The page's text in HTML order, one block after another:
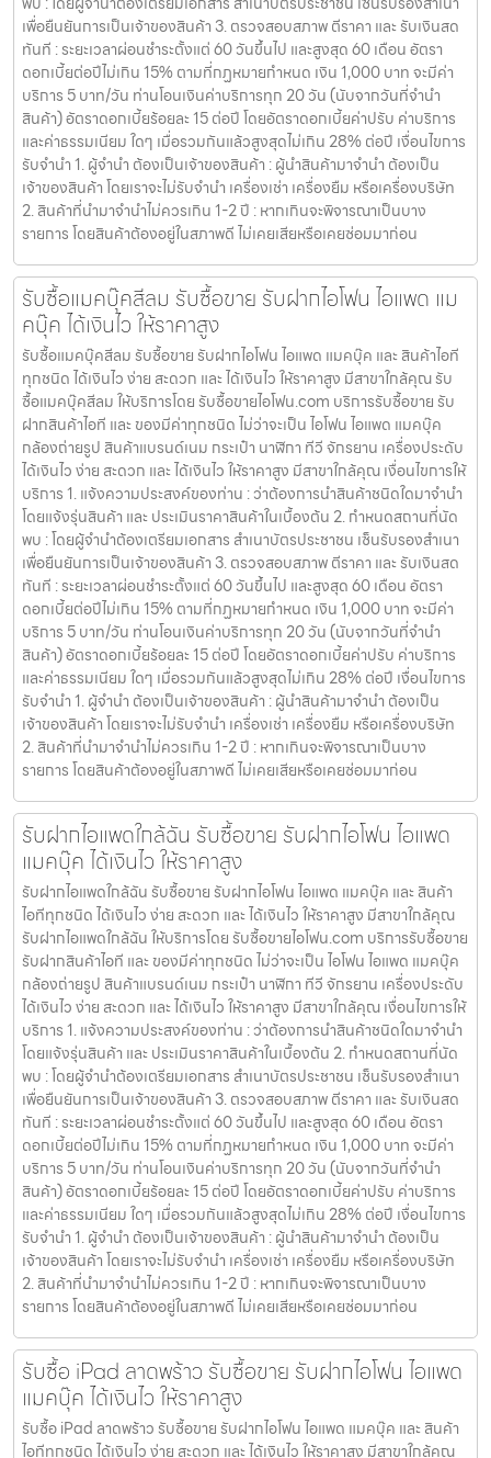
เพื่อยืนยันการเป็นเจ้าของสินค้า 3. ตรวจสอบสภาพ ตีราคา และ รับเงินสด
ทันที : ระยะเวลาผ่อนชำระตั้งแต่ 60 วันขึ้นไป และสูงสุด 60 เดือน อัตรา
ดอกเบี้ยต่อปีไม่เกิน 15% ตามที่กฏหมายกำหนด เงิน 1,000 บาท จะมีค่า
บริการ 5 บาท/วัน ท่านโอนเงินค่าบริการทุก 20 วัน (นับจากวันที่จำนำ
สินค้า) อัตราดอกเบี้ยร้อยละ 15 ต่อปี โดยอัตราดอกเบี้ยค่าปรับ ค่าบริการ
และค่าธรรมเนียม ใดๆ เมื่อรวมกันแล้วสูงสุดไม่เกิน 28% ต่อปี เงื่อนไขการ
รับจำนำ 1. ผู้จำนำ ต้องเป็นเจ้าของสินค้า : ผู้นำสินค้ามาจำนำ ต้องเป็น
เจ้าของสินค้า โดยเราจะไม่รับจำนำ เครื่องเช่า เครื่องยืม หรือเครื่องบริษัท
2. สินค้าที่นำมาจำนำไม่ควรเกิน 1-2 ปี : หากเกินจะพิจารณาเป็นบาง
รายการ โดยสินค้าต้องอยู่ในสภาพดี ไม่เคยเสียหรือเคยซ่อมมาก่อน
รับซื้อแมคบุ๊คสีลม รับซื้อขาย รับฝากไอโฟน ไอแพด แม
คบุ๊ค ได้เงินไว ให้ราคาสูง
รับซื้อแมคบุ๊คสีลม รับซื้อขาย รับฝากไอโฟน ไอแพด แมคบุ๊ค และ สินค้าไอที
ทุกชนิด ได้เงินไว ง่าย สะดวก และ ได้เงินไว ให้ราคาสูง มีสาขาใกล้คุณ รับ
ซื้อแมคบุ๊คสีลม ให้บริการโดย รับซื้อขายไอโฟน.com บริการรับซื้อขาย รับ
ฝากสินค้าไอที และ ของมีค่าทุกชนิด ไม่ว่าจะเป็น ไอโฟน ไอแพด แมคบุ๊ค
กล้องถ่ายรูป สินค้าแบรนด์เนม กระเป๋า นาฬิกา ทีวี จักรยาน เครื่องประดับ
ได้เงินไว ง่าย สะดวก และ ได้เงินไว ให้ราคาสูง มีสาขาใกล้คุณ เงื่อนไขการให้
บริการ 1. แจ้งความประสงค์ของท่าน : ว่าต้องการนำสินค้าชนิดใดมาจำนำ
โดยแจ้งรุ่นสินค้า และ ประเมินราคาสินค้าในเบื้องต้น 2. กำหนดสถานที่นัด
พบ : โดยผู้จำนำต้องเตรียมเอกสาร สำเนาบัตรประชาชน เซ็นรับรองสำเนา
เพื่อยืนยันการเป็นเจ้าของสินค้า 3. ตรวจสอบสภาพ ตีราคา และ รับเงินสด
ทันที : ระยะเวลาผ่อนชำระตั้งแต่ 60 วันขึ้นไป และสูงสุด 60 เดือน อัตรา
ดอกเบี้ยต่อปีไม่เกิน 15% ตามที่กฏหมายกำหนด เงิน 1,000 บาท จะมีค่า
บริการ 5 บาท/วัน ท่านโอนเงินค่าบริการทุก 20 วัน (นับจากวันที่จำนำ
สินค้า) อัตราดอกเบี้ยร้อยละ 15 ต่อปี โดยอัตราดอกเบี้ยค่าปรับ ค่าบริการ
และค่าธรรมเนียม ใดๆ เมื่อรวมกันแล้วสูงสุดไม่เกิน 28% ต่อปี เงื่อนไขการ
รับจำนำ 1. ผู้จำนำ ต้องเป็นเจ้าของสินค้า : ผู้นำสินค้ามาจำนำ ต้องเป็น
เจ้าของสินค้า โดยเราจะไม่รับจำนำ เครื่องเช่า เครื่องยืม หรือเครื่องบริษัท
2. สินค้าที่นำมาจำนำไม่ควรเกิน 1-2 ปี : หากเกินจะพิจารณาเป็นบาง
รายการ โดยสินค้าต้องอยู่ในสภาพดี ไม่เคยเสียหรือเคยซ่อมมาก่อน
รับฝากไอแพดใกล้ฉัน รับซื้อขาย รับฝากไอโฟน ไอแพด
แมคบุ๊ค ได้เงินไว ให้ราคาสูง
รับฝากไอแพดใกล้ฉัน รับซื้อขาย รับฝากไอโฟน ไอแพด แมคบุ๊ค และ สินค้า
ไอทีทุกชนิด ได้เงินไว ง่าย สะดวก และ ได้เงินไว ให้ราคาสูง มีสาขาใกล้คุณ
รับฝากไอแพดใกล้ฉัน ให้บริการโดย รับซื้อขายไอโฟน.com บริการรับซื้อขาย
รับฝากสินค้าไอที และ ของมีค่าทุกชนิด ไม่ว่าจะเป็น ไอโฟน ไอแพด แมคบุ๊ค
กล้องถ่ายรูป สินค้าแบรนด์เนม กระเป๋า นาฬิกา ทีวี จักรยาน เครื่องประดับ
ได้เงินไว ง่าย สะดวก และ ได้เงินไว ให้ราคาสูง มีสาขาใกล้คุณ เงื่อนไขการให้
บริการ 1. แจ้งความประสงค์ของท่าน : ว่าต้องการนำสินค้าชนิดใดมาจำนำ
โดยแจ้งรุ่นสินค้า และ ประเมินราคาสินค้าในเบื้องต้น 2. กำหนดสถานที่นัด
พบ : โดยผู้จำนำต้องเตรียมเอกสาร สำเนาบัตรประชาชน เซ็นรับรองสำเนา
เพื่อยืนยันการเป็นเจ้าของสินค้า 3. ตรวจสอบสภาพ ตีราคา และ รับเงินสด
ทันที : ระยะเวลาผ่อนชำระตั้งแต่ 60 วันขึ้นไป และสูงสุด 60 เดือน อัตรา
ดอกเบี้ยต่อปีไม่เกิน 15% ตามที่กฏหมายกำหนด เงิน 1,000 บาท จะมีค่า
บริการ 5 บาท/วัน ท่านโอนเงินค่าบริการทุก 20 วัน (นับจากวันที่จำนำ
สินค้า) อัตราดอกเบี้ยร้อยละ 15 ต่อปี โดยอัตราดอกเบี้ยค่าปรับ ค่าบริการ
และค่าธรรมเนียม ใดๆ เมื่อรวมกันแล้วสูงสุดไม่เกิน 28% ต่อปี เงื่อนไขการ
รับจำนำ 1. ผู้จำนำ ต้องเป็นเจ้าของสินค้า : ผู้นำสินค้ามาจำนำ ต้องเป็น
เจ้าของสินค้า โดยเราจะไม่รับจำนำ เครื่องเช่า เครื่องยืม หรือเครื่องบริษัท
2. สินค้าที่นำมาจำนำไม่ควรเกิน 1-2 ปี : หากเกินจะพิจารณาเป็นบาง
รายการ โดยสินค้าต้องอยู่ในสภาพดี ไม่เคยเสียหรือเคยซ่อมมาก่อน
รับซื้อ iPad ลาดพร้าว รับซื้อขาย รับฝากไอโฟน ไอแพด
แมคบุ๊ค ได้เงินไว ให้ราคาสูง
รับซื้อ iPad ลาดพร้าว รับซื้อขาย รับฝากไอโฟน ไอแพด แมคบุ๊ค และ สินค้า
ไอทีทุกชนิด ได้เงินไว ง่าย สะดวก และ ได้เงินไว ให้ราคาสูง มีสาขาใกล้คุณ